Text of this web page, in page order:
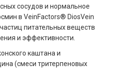
сосудов и нормальное
в VeinFactors® DiosVein
питательных веществ
и эффективности.
каштана и
(смеси тритерпеновых